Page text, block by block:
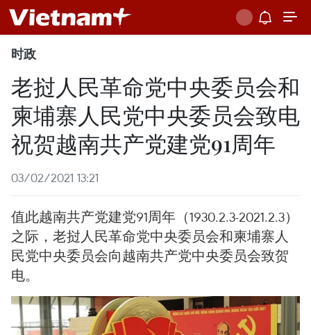
时政
老挝人民革命党中央委员会和
柬埔寨人民党中央委员会致电
祝贺越南共产党建党91周年
03/02/2021 13:21
值此越南共产党建党91周年（1930.2.3-2021.2.3）
之际，老挝人民革命党中央委员会和柬埔寨人
民党中央委员会向越南共产党中央委员会致贺
电。